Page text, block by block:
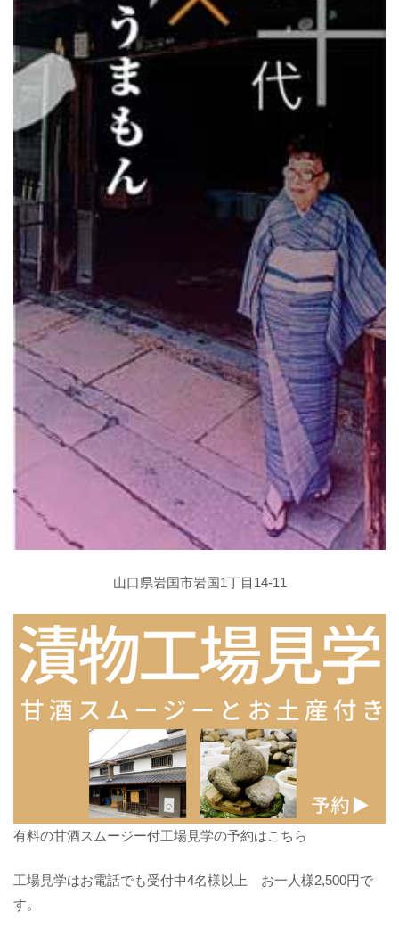
山口県岩国市岩国1丁目14-11
有料の甘酒スムージー付工場見学の予約はこちら
工場見学はお電話でも受付中4名様以上 お一人様2,500円で
す。